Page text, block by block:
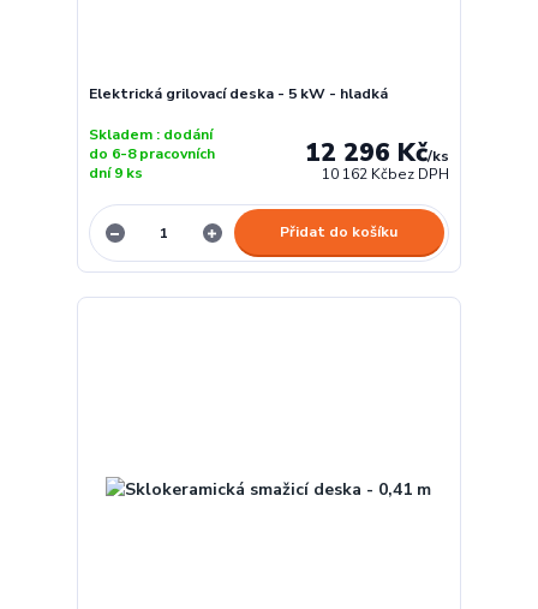
Elektrická grilovací deska - 5 kW - hladká
12 296 Kč/ks
10 162 Kčbez DPH
Skladem : dodání
do 6-8 pracovních
dní 9 ks
Přidat do košíku